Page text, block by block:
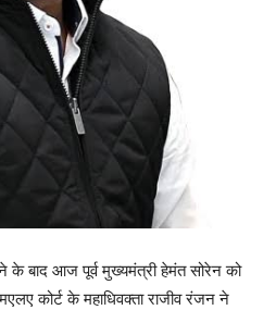
के बाद आज पूर्व मुख्यमंत्री हेमंत सोरेन को
कोर्ट के महाधिवक्ता राजीव रंजन ने